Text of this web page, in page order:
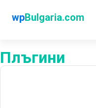
wpBulgaria.com
Плъгини